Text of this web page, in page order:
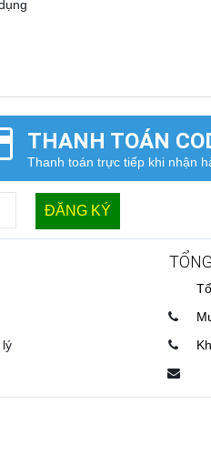
THANH TOÁN
Thanh toán trực tiếp khi nhận
lý